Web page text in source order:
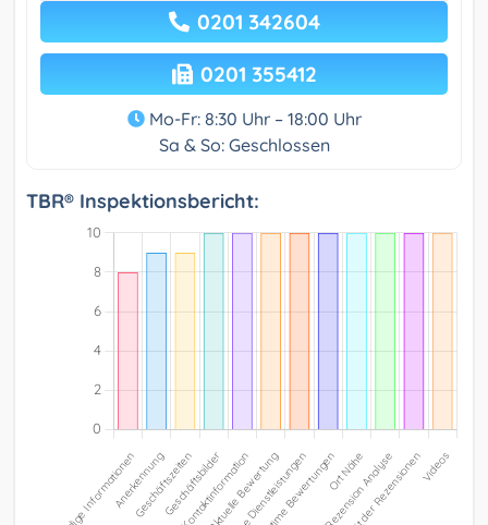
0201 342604
0201 355412
Mo-Fr: 8:30 Uhr – 18:00 Uhr
Sa & So: Geschlossen
TBR® Inspektionsbericht: